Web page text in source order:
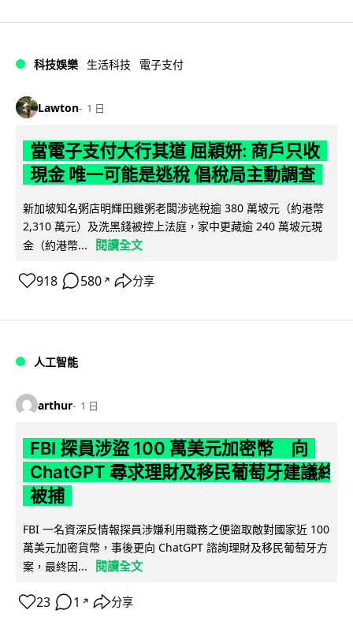
科技娛樂 生活科技 電子支付
Lawton 1 日
當電子支付大行其道 屈穎妍: 商戶只收
現金 唯一可能是逃稅 倡稅局主動調查
新加坡知名粥店明輝田雞粥老闆涉逃稅逾 380 萬坡元（約港幣
2,310 萬元）及洗黑錢被控上法庭，家中更藏逾 240 萬坡元現
金（約港幣...
閱讀全文
918 580 ↗ 分享
人工智能
arthur 1 日
FBI 探員涉盜 100 萬美元加密幣 向
ChatGPT 尋求理財及移民葡萄牙建議終
被捕
FBI 一名資深反情報探員涉嫌利用職務之便盜取敵對國家近 100
萬美元加密貨幣，事後更向 ChatGPT 諮詢理財及移民葡萄牙方
案，最終因...
閱讀全文
23 1 ↗ 分享